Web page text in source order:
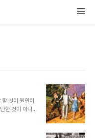
것이 원인이
한 것이 아니어
다른 문제로
때문에 흙수저